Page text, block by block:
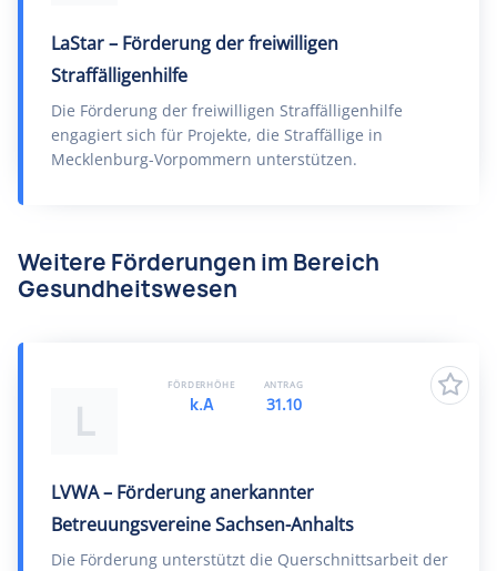
LaStar – Förderung der freiwilligen
Straffälligenhilfe
Die Förderung der freiwilligen Straffälligenhilfe
engagiert sich für Projekte, die Straffällige in
Mecklenburg-Vorpommern unterstützen.
Weitere Förderungen im Bereich
Gesundheitswesen
L
LVWA – Förderung anerkannter
Betreuungsvereine Sachsen-Anhalts
Die Förderung unterstützt die Querschnittsarbeit der
FÖRDERHÖHE
k.A
ANTRAG
31.10